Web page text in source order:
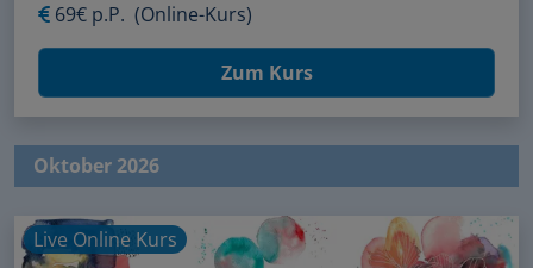
69€ p.P. (Online-Kurs)
Zum Kurs
Oktober 2026
Live Online Kurs